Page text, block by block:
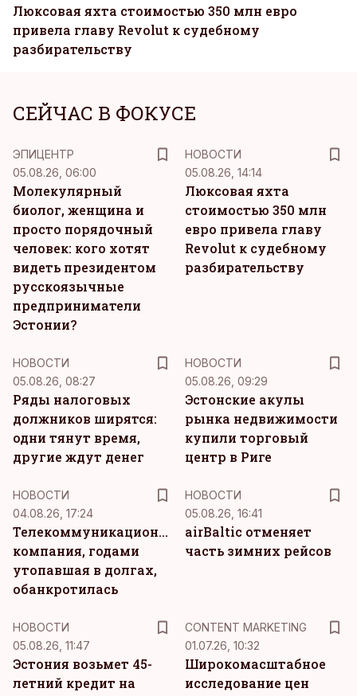
Люксовая яхта стоимостью 350 млн евро
привела главу Revolut к судебному
разбирательству
СЕЙЧАС В ФОКУСЕ
ЭПИЦЕНТР
05.08.26, 06:00
Молекулярный
биолог, женщина и
просто порядочный
человек: кого хотят
видеть президентом
русскоязычные
предприниматели
Эстонии?
НОВОСТИ
05.08.26, 14:14
Люксовая яхта
стоимостью 350 млн
евро привела главу
Revolut к судебному
разбирательству
НОВОСТИ
05.08.26, 08:27
Ряды налоговых
должников ширятся:
одни тянут время,
другие ждут денег
НОВОСТИ
05.08.26, 09:29
Эстонские акулы
рынка недвижимости
купили торговый
центр в Риге
НОВОСТИ
04.08.26, 17:24
Телекоммуникационная
компания, годами
утопавшая в долгах,
обанкротилась
НОВОСТИ
05.08.26, 16:41
airBaltic отменяет
часть зимних рейсов
НОВОСТИ
05.08.26, 11:47
Эстония возьмет 45-
летний кредит на
CONTENT MARKETING
01.07.26, 10:32
Широкомасштабное
исследование цен